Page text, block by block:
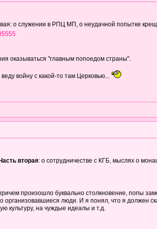
о служении в РПЦ МП, о неудачной попытке
оказываться "главным попоедом страны".
войну с какой-то там Церковью...
вторая: о сотрудничестве с КГБ, мыслях о
произошло буквально столкновение, попы
люди. И я понял, что я должен
культуру, на чуждые идеалы и т.д.